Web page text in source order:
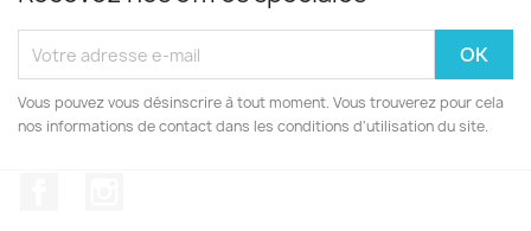
Vous pouvez vous désinscrire à tout moment. Vous trouverez pour cela
nos informations de contact dans les conditions d'utilisation du site.